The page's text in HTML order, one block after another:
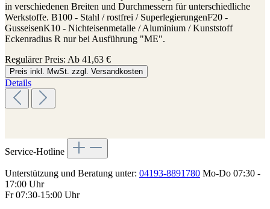
in verschiedenen Breiten und Durchmessern für unterschiedliche
Werkstoffe. B100 - Stahl / rostfrei / SuperlegierungenF20 -
GusseisenK10 - Nichteisenmetalle / Aluminium / Kunststoff
Eckenradius R nur bei Ausführung "ME".
Regulärer Preis: Ab 41,63 €
Preis inkl. MwSt. zzgl. Versandkosten
Details
Service-Hotline
Unterstützung und Beratung unter: 04193-8891780 Mo-Do 07:30 -
17:00 Uhr
Fr 07:30-15:00 Uhr